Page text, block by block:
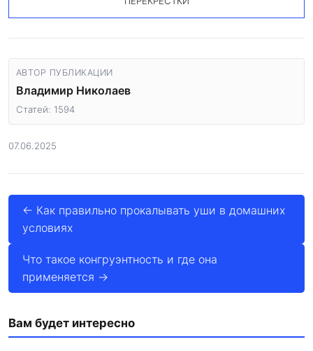
АВТОР ПУБЛИКАЦИИ
Владимир Николаев
Статей: 1594
07.06.2025
← Как правильно прокалывать уши в домашних
условиях
Что такое конгруэнтность и где она
применяется →
Вам будет интересно